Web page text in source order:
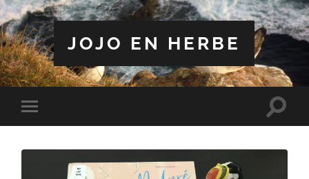
JOJO EN HERBE
Toggle
mobile
Toggle